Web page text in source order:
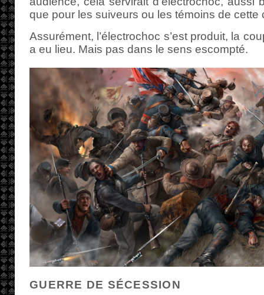
que pour les suiveurs ou les témoins de cette
Assurément, l’électrochoc s’est produit, la
a eu lieu. Mais pas dans le sens escompté.
GUERRE DE SÉCESSION